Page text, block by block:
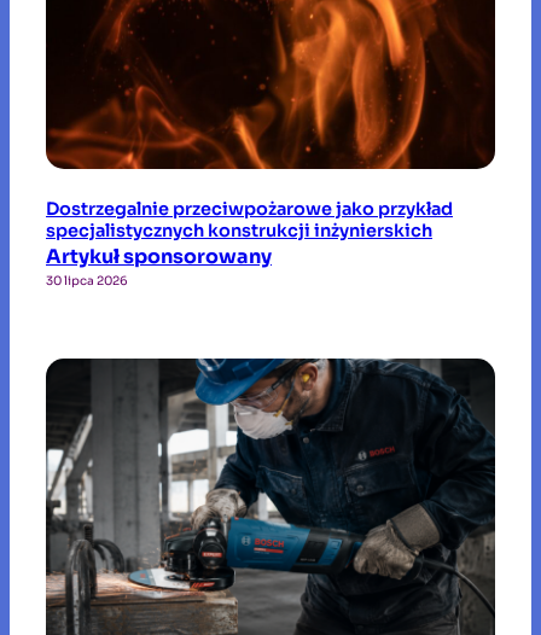
Dostrzegalnie przeciwpożarowe jako przykład
specjalistycznych konstrukcji inżynierskich
Artykuł sponsorowany
30 lipca 2026